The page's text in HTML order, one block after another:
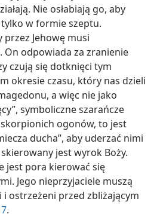
Nie osłabiają go, aby
tylko w formie szeptu.
Jehowę musi
On odpowiada za zranienie
czują się dotknięci tym
okresie czasu, który nas dzieli
a więc nie jako
symboliczne szarańcze
ogonów, to jest
ducha”, aby uderzać nimi
jest wyrok Boży.
jest pora kierować się
Jego nieprzyjaciele muszą
ostrzeżeni przed zbliżającym
.